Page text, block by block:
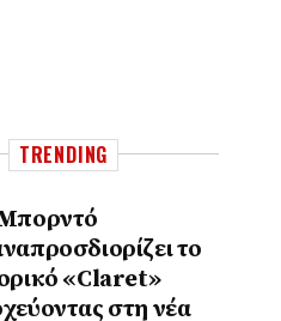
TRENDING
το
«Claret»
στη νέα